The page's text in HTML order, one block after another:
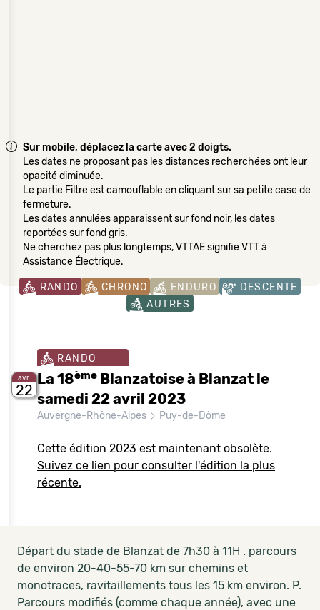
Sur mobile, déplacez la carte avec 2 doigts.
Les dates ne proposant pas les distances recherchées ont leur
opacité diminuée.
Le partie Filtre est camouflable en cliquant sur sa petite case de
fermeture.
Les dates annulées apparaissent sur fond noir, les dates
reportées sur fond gris.
Ne cherchez pas plus longtemps, VTTAE signifie VTT à
Assistance Électrique.
RANDO CHRONO ENDURO
DESCENTE
AUTRES
avr.
22
RANDO
La 18ème Blanzatoise à Blanzat le
samedi 22 avril 2023
Auvergne-Rhône-Alpes Puy-de-Dôme
Cette édition 2023 est maintenant obsolète.
Suivez ce lien pour consulter l'édition la plus
récente.
Départ du stade de Blanzat de 7h30 à 11H . parcours
de environ 20-40-55-70 km sur chemins et
monotraces, ravitaillements tous les 15 km environ. P.
Parcours modifiés (comme chaque année), avec une